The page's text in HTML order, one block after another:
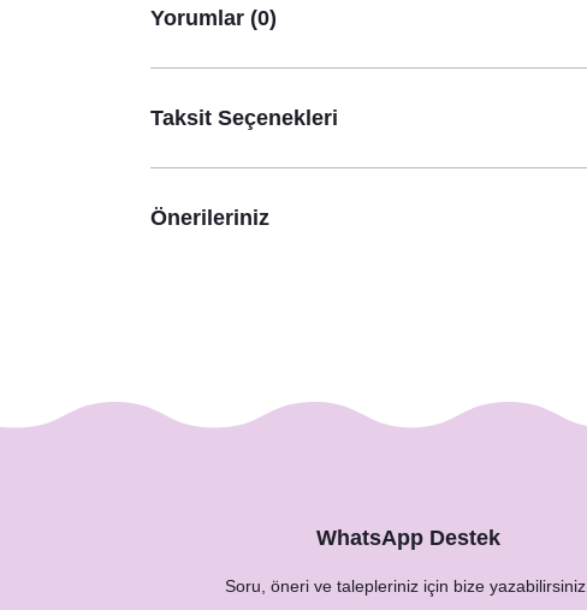
Yorumlar (0)
Taksit Seçenekleri
Önerileriniz
WhatsApp Destek
Soru, öneri ve talepleriniz için bize yazabilirsiniz.